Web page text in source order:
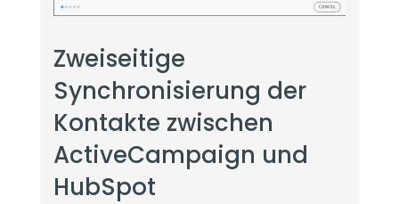
Zweiseitige
Synchronisierung der
Kontakte zwischen
ActiveCampaign und
HubSpot